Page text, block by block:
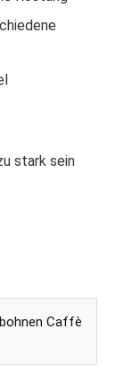
stark sein
Caffè